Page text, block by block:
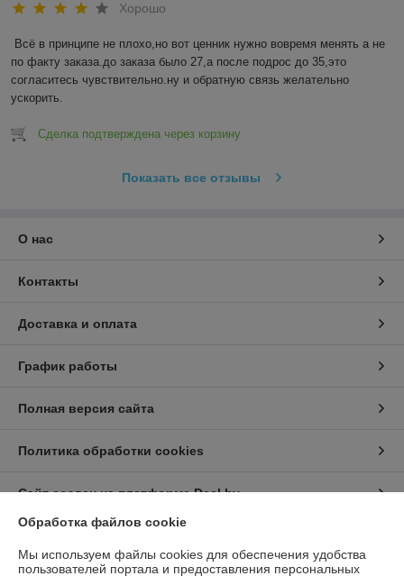
Хорошо
Всё в принципе не плохо,но вот ценник нужно вовремя менять а не
по факту заказа.до заказа было 27,а после подрос до 35,это
согласитесь чувствительно.ну и обратную связь желательно
ускорить.
Сделка подтверждена через корзину
Показать все отзывы
О нас
Контакты
Доставка и оплата
График работы
Полная версия сайта
Политика обработки cookies
Сайт создан на платформе Deal.by
Информация для покупателя
Обработка файлов cookie
Мы используем файлы cookies для обеспечения удобства
пользователей портала и предоставления персональных